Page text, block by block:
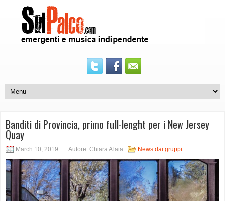
Banditi di Provincia, primo full-lenght per i New Jersey
Quay
March 10, 2019 Autore: Chiara Alaia News dai gruppi